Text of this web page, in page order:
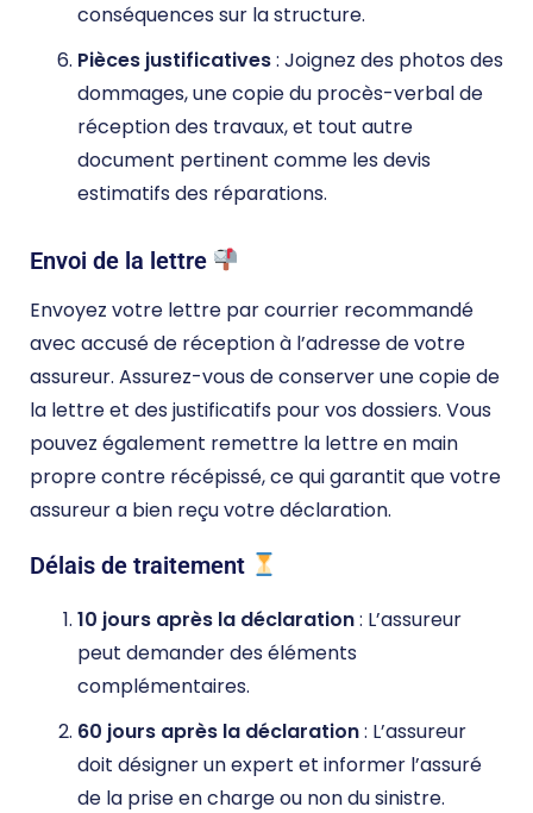
conséquences sur la structure.
Pièces justificatives: Joignez des photos des
dommages, une copie du procès-verbal de
réception des travaux, et tout autre
document pertinent comme les devis
estimatifs des réparations.
Envoi de la lettre
Envoyez votre lettre par courrier recommandé
avec accusé de réception à l’adresse de votre
assureur. Assurez-vous de conserver une copie de
la lettre et des justificatifs pour vos dossiers. Vous
pouvez également remettre la lettre en main
propre contre récépissé, ce qui garantit que votre
assureur a bien reçu votre déclaration.
Délais de traitement
10 jours après la déclaration: L’assureur
peut demander des éléments
complémentaires.
60 jours après la déclaration: L’assureur
doit désigner un expert et informer l’assuré
de la prise en charge ou non du sinistre.